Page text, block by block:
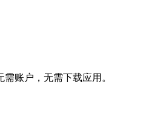
账户，无需下载应用。